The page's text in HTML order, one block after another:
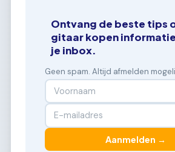
Ontvang de beste tips
gitaar kopen
je inbox.
Geen spam. Altijd afmelden
Aanmelden →